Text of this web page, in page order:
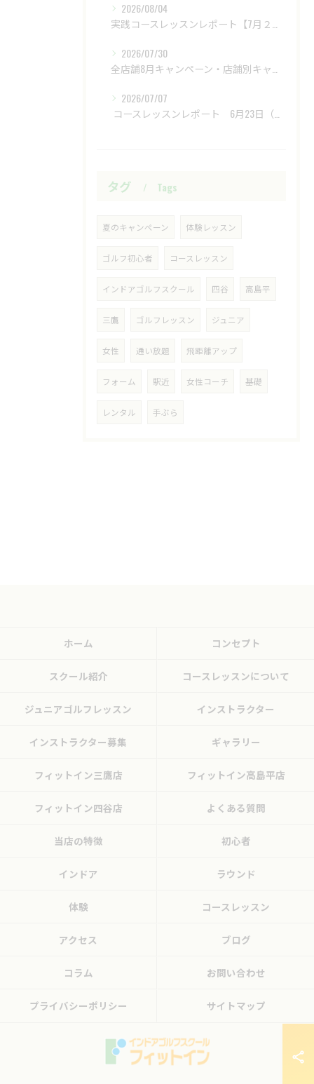
2026/08/04
実践コースレッスンレポート【7月２８日（火）富士レイクサイドCC】
2026/07/30
全店舗8月キャンペーン・店舗別キャンペーンもあります
2026/07/07
​ コースレッスンレポート 6月23日（火）新武蔵ヶ丘GC ​
タグ Tags
夏のキャンペーン 体験レッスン
ゴルフ初心者 コースレッスン
インドアゴルフスクール 四谷 高島平
三鷹 ゴルフレッスン ジュニア
女性 通い放題 飛距離アップ
フォーム 駅近 女性コーチ 基礎
レンタル 手ぶら
ホーム コンセプト
スクール紹介 コースレッスンについて
ジュニアゴルフレッスン インストラクター
インストラクター募集 ギャラリー
フィットイン三鷹店 フィットイン高島平店
フィットイン四谷店 よくある質問
当店の特徴 初心者
インドア ラウンド
体験 コースレッスン
アクセス ブログ
コラム お問い合わせ
プライバシーポリシー サイトマップ